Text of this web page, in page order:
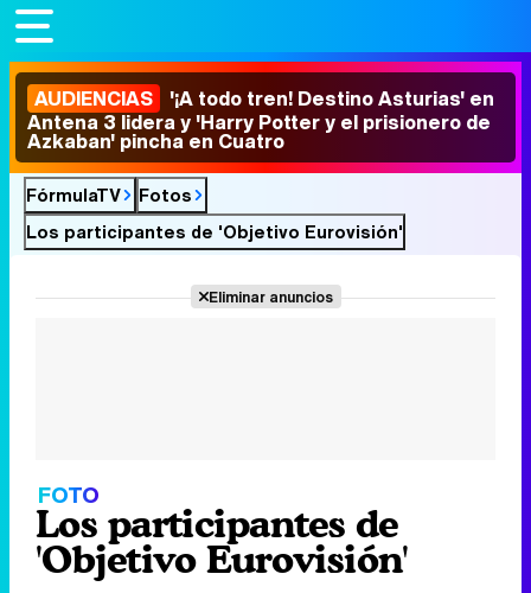
AUDIENCIAS '¡A todo tren! Destino Asturias' en
Antena 3 lidera y 'Harry Potter y el prisionero de
Azkaban' pincha en Cuatro
FórmulaTV
Fotos
Los participantes de 'Objetivo Eurovisión'
Eliminar anuncios
FOTO
Los participantes de
'Objetivo Eurovisión'